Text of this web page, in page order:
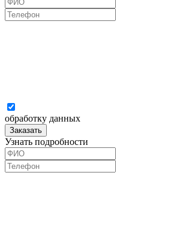
обработку данных
Заказать
Узнать подробности